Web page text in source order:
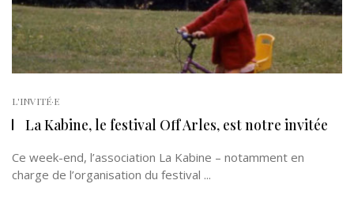
L'INVITÉ·E
La Kabine, le festival Off Arles, est notre invitée
Ce week-end, l’association La Kabine – notamment en
charge de l’organisation du festival ...